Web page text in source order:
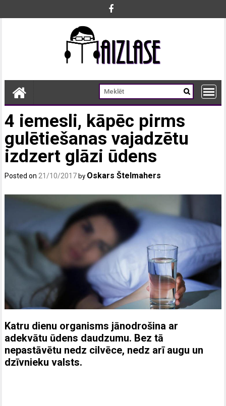
4 iemesli, kāpēc pirms
gulētiešanas vajadzētu
izdzert glāzi ūdens
Posted on 21/10/2017 by Oskars Štelmahers
Katru dienu organisms jānodrošina ar
adekvātu ūdens daudzumu. Bez tā
nepastāvētu nedz cilvēce, nedz arī augu un
dzīvnieku valsts.